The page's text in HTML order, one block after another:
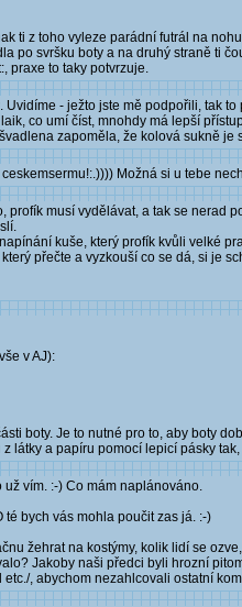
ti z toho vyleze parádní futrál na
po svršku boty a na druhý straně ti
praxe to taky potvrzuje.
Uvidíme - ježto jste mě podpořili, tak
co umí číst, mnohdy má lepší
zapoměla, že kolová sukně je
Možná si u tebe
profík musí vydělávat, a tak se nerad
kuše, který profík kvůli velké
přečte a vyzkouší co se dá, si je
v AJ):
boty. Je to nutné pro to, aby boty
látky a papíru pomocí lepicí pásky
už vím. :-) Co mám naplánováno.
bych vás mohla poučit zas já. :-)
žehrat na kostýmy, kolik lidí se
Jakoby naši předci byli hrozní
, abychom nezahlcovali ostatní